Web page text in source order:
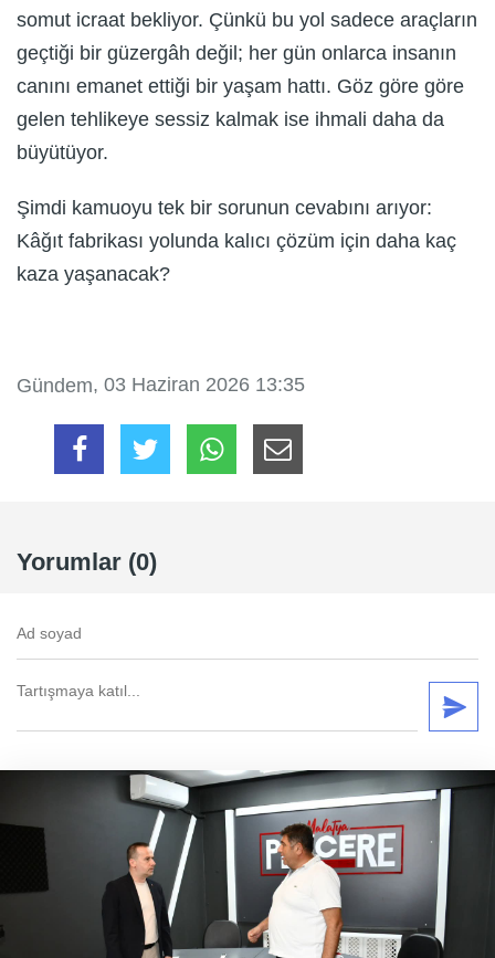
somut icraat bekliyor. Çünkü bu yol sadece araçların
geçtiği bir güzergâh değil; her gün onlarca insanın
canını emanet ettiği bir yaşam hattı. Göz göre göre
gelen tehlikeye sessiz kalmak ise ihmali daha da
büyütüyor.
Şimdi kamuoyu tek bir sorunun cevabını arıyor:
Kâğıt fabrikası yolunda kalıcı çözüm için daha kaç
kaza yaşanacak?
Gündem, 03 Haziran 2026 13:35
Yorumlar (0)